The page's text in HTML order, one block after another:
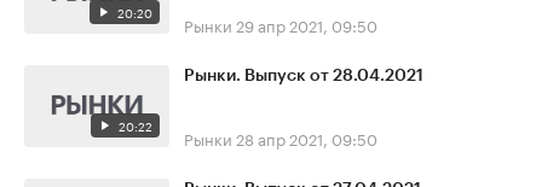
20:20 Рынки 29 апр 2021, 09:50
20:22
Рынки. Выпуск от 28.04.2021
Рынки 28 апр 2021, 09:50